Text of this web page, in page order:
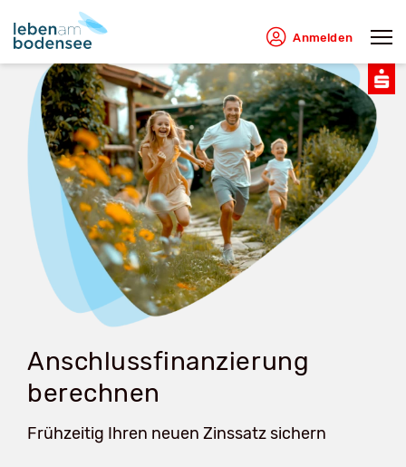
Anmelden
Anschlussfinanzierung
berechnen
Frühzeitig Ihren neuen Zinssatz sichern